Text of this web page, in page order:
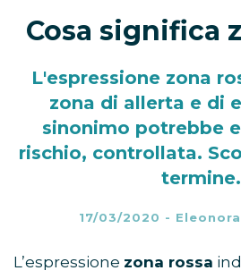
Cosa significa
L'espressione zona
zona di allerta e di
sinonimo potrebbe
rischio, controllata.
termine.
17/03/2020 -
L’espressione zona rossa